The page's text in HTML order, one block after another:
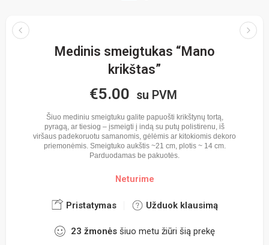
Medinis smeigtukas “Mano
krikštas”
€5.00 su PVM
Šiuo mediniu smeigtuku galite papuošti krikštynų tortą,
pyragą, ar tiesiog – įsmeigti į indą su putų polistirenu, iš
viršaus padekoruotu samanomis, gėlėmis ar kitokiomis dekoro
priemonėmis. Smeigtuko aukštis ~21 cm, plotis ~ 14 cm.
Parduodamas be pakuotės.
Neturime
Pristatymas Užduok klausimą
23 žmonės šiuo metu žiūri šią prekę